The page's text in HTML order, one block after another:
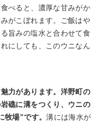
べると、濃厚な甘みがか
がこぼれます。ご飯はや
旨みの塩水と合わせて食
にしても、このウニなん
力があります。洋野町の
礁に溝をつくり、ウニの
牧場”です。溝には海水が